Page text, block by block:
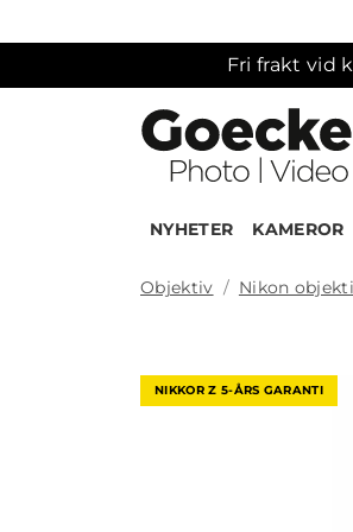
Fri frakt vid
NYHETER KAMEROR
Objektiv Nikon
NIKKOR Z 5-ÅRS GARANTI